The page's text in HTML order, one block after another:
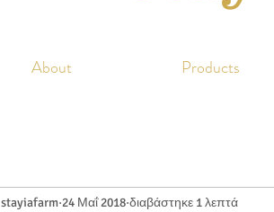
About Products
stayiafarm 24 Μαΐ 2018 διαβάστηκε 1 λεπτά